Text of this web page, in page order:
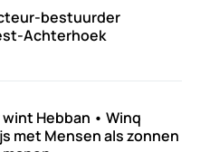
bestuurder
Achterhoek
Hebban • Winq
met Mensen als zonnen